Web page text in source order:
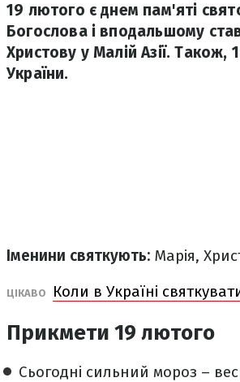
19 лютого є днем пам'яті
Богослова і вподальшому
Христову у Малій Азії.
України.
Іменини святкують: Марія,
ЦІКАВО Коли в Україні
Прикмети 19 лютого
Сьогодні сильний мороз –